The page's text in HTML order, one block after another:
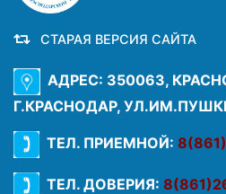
СТАРАЯ ВЕРСИЯ САЙТА
АДРЕС: 350063,
Г.КРАСНОДАР,
ТЕЛ. ПРИЕМНОЙ:
ТЕЛ. ДОВЕРИЯ: